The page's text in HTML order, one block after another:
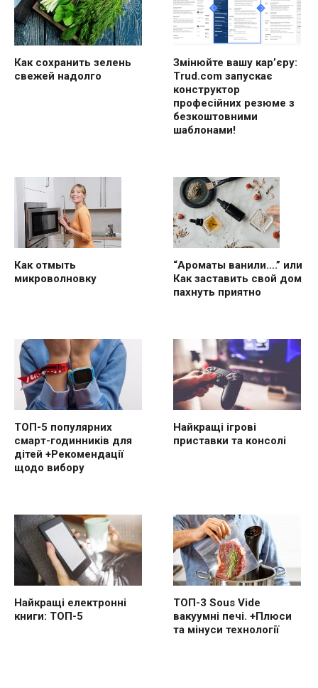
Как сохранить зелень
свежей надолго
Змінюйте вашу кар’єру:
Trud.com запускає
конструктор
професійних резюме з
безкоштовними
шаблонами!
Как отмыть
микроволновку
“Ароматы ванили….” или
Как заставить свой дом
пахнуть приятно
ТОП-5 популярних
смарт-годинників для
дітей +Рекомендації
щодо вибору
Найкращі ігрові
приставки та консолі
Найкращі електронні
книги: ТОП-5
ТОП-3 Sous Vide
вакуумні печі. +Плюси
та мінуси технології